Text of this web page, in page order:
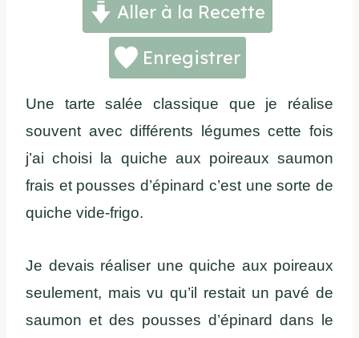
Aller à la Recette
Enregistrer
Une tarte salée classique que je réalise
souvent avec différents légumes cette fois
j’ai choisi la quiche aux poireaux saumon
frais et pousses d’épinard c’est une sorte de
quiche vide-frigo.
Je devais réaliser une quiche aux poireaux
seulement, mais vu qu’il restait un pavé de
saumon et des pousses d’épinard dans le